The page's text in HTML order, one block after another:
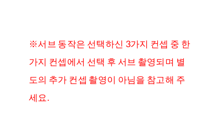
※서브 동작은 선택하신 3가지 컨셉 중 한
가지 컨셉에서 선택 후 서브 촬영되며 별
도의 추가 컨셉 촬영이 아님을 참고해 주
세요.